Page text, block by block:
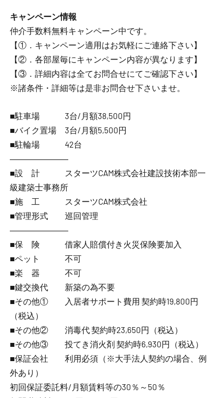
キャンペーン情報
仲介手数料無料キャンペーン中です。
【①．キャンペーン適用はお気軽にご連絡下さい】
【②．各部屋毎にキャンペーン内容が異なります】
【③．詳細内容は全てお問合せにてご確認下さい】
※諸条件・詳細等は是非お問合せ下さいませ。
■駐車場 3台/月額38,500円
■バイク置場 3台/月額5,500円
■駐輪場 42台
―――――――
■設 計 スターツCAM株式会社建設技術本部一
級建築士事務所
■施 工 スターツCAM株式会社
■管理形式 巡回管理
―――――――
■保 険 借家人賠償付き火災保険要加入
■ペット 不可
■楽 器 不可
■鍵交換代 新築の為不要
■その他① 入居者サポート費用 契約時19,800円
（税込）
■その他② 消毒代 契約時23,650円（税込）
■その他③ 投てき消火剤 契約時6,930円（税込）
■保証会社 利用必須（※大手法人契約の場合、例
外あり）
初回保証委託料/月額賃料等の30％～50％